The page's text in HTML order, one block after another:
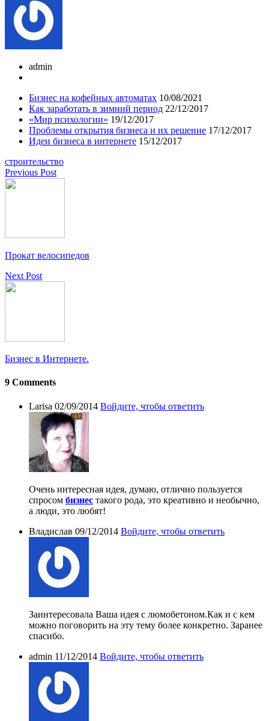
admin
Бизнес на кофейных автоматах 10/08/2021
Как заработать в зимний период 22/12/2017
«Мир психологии» 19/12/2017
Проблемы открытия бизнеса и их решение 17/12/2017
Идеи бизнеса в интернете 15/12/2017
строительство
Previous Post
Прокат велосипедов
Next Post
Бизнес в Интернете.
9 Comments
Larisa 02/09/2014 Войдите, чтобы ответить
Очень интересная идея, думаю, отлично пользуется
спросом бизнес такого рода, это креативно и необычно,
а люди, это любят!
Владислав 09/12/2014 Войдите, чтобы ответить
Заинтересовала Ваша идея с люмобетоном.Как и с кем
можно поговорить на эту тему более конкретно. Заранее
спасибо.
admin 11/12/2014 Войдите, чтобы ответить